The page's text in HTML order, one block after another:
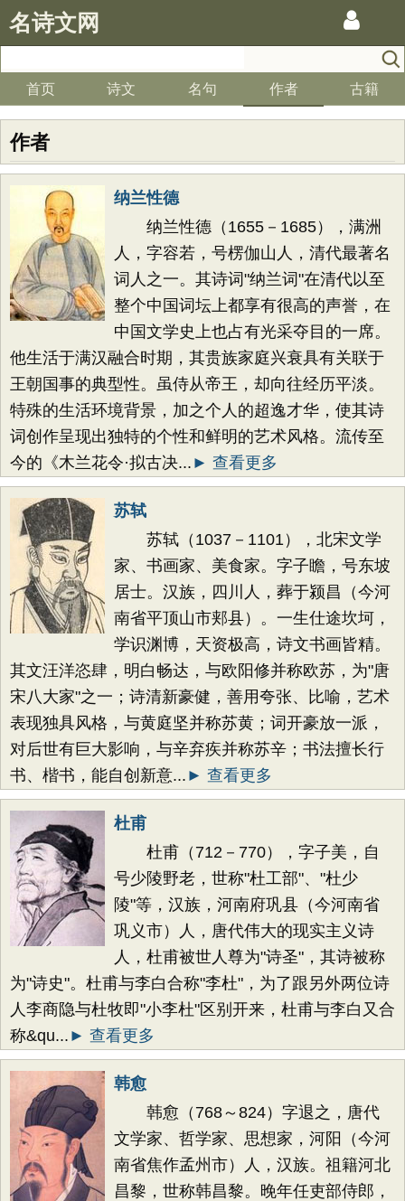
名诗文网
首页 诗文 名句 作者 古籍
作者
纳兰性德
纳兰性德（1655－1685），满洲
人，字容若，号楞伽山人，清代最著名
词人之一。其诗词"纳兰词"在清代以至
整个中国词坛上都享有很高的声誉，在
中国文学史上也占有光采夺目的一席。
他生活于满汉融合时期，其贵族家庭兴衰具有关联于
王朝国事的典型性。虽侍从帝王，却向往经历平淡。
特殊的生活环境背景，加之个人的超逸才华，使其诗
词创作呈现出独特的个性和鲜明的艺术风格。流传至
今的《木兰花令·拟古决... ► 查看更多
苏轼
苏轼（1037－1101），北宋文学
家、书画家、美食家。字子瞻，号东坡
居士。汉族，四川人，葬于颍昌（今河
南省平顶山市郏县）。一生仕途坎坷，
学识渊博，天资极高，诗文书画皆精。
其文汪洋恣肆，明白畅达，与欧阳修并称欧苏，为"唐
宋八大家"之一；诗清新豪健，善用夸张、比喻，艺术
表现独具风格，与黄庭坚并称苏黄；词开豪放一派，
对后世有巨大影响，与辛弃疾并称苏辛；书法擅长行
书、楷书，能自创新意... ► 查看更多
杜甫
杜甫（712－770），字子美，自
号少陵野老，世称"杜工部"、"杜少
陵"等，汉族，河南府巩县（今河南省
巩义市）人，唐代伟大的现实主义诗
人，杜甫被世人尊为"诗圣"，其诗被称
为"诗史"。杜甫与李白合称"李杜"，为了跟另外两位诗
人李商隐与杜牧即"小李杜"区别开来，杜甫与李白又合
称&qu... ► 查看更多
韩愈
韩愈（768～824）字退之，唐代
文学家、哲学家、思想家，河阳（今河
南省焦作孟州市）人，汉族。祖籍河北
昌黎，世称韩昌黎。晚年任吏部侍郎，